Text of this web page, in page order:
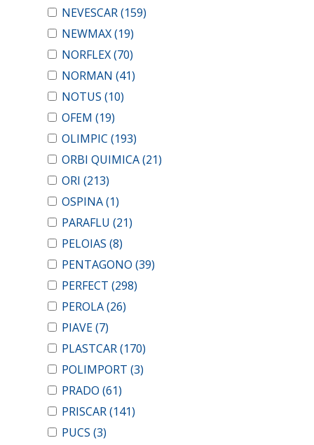
NEVESCAR(159)
NEWMAX(19)
NORFLEX(70)
NORMAN (41)
NOTUS (10)
OFEM (19)
OLIMPIC (193)
ORBI QUIMICA(21)
ORI (213)
OSPINA(1)
PARAFLU (21)
PELOIAS (8)
PENTAGONO (39)
PERFECT (298)
PEROLA(26)
PIAVE(7)
PLASTCAR(170)
POLIMPORT (3)
PRADO (61)
PRISCAR(141)
PUCS (3)